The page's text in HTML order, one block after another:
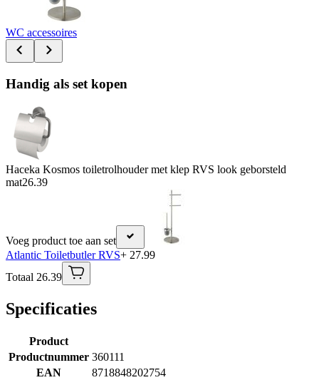
WC accessoires
Handig als set kopen
Haceka Kosmos toiletrolhouder met klep RVS look geborsteld
mat26.39
Voeg product toe aan set
Atlantic Toiletbutler RVS+ 27.99
Totaal 26.39
Specificaties
Product
Productnummer 360111
EAN
8718848202754